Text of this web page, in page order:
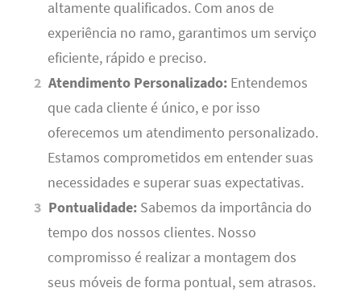
altamente qualificados. Com anos de
experiência no ramo, garantimos um serviço
eficiente, rápido e preciso.
Atendimento Personalizado: Entendemos
que cada cliente é único, e por isso
oferecemos um atendimento personalizado.
Estamos comprometidos em entender suas
necessidades e superar suas expectativas.
Pontualidade: Sabemos da importância do
tempo dos nossos clientes. Nosso
compromisso é realizar a montagem dos
seus móveis de forma pontual, sem atrasos.